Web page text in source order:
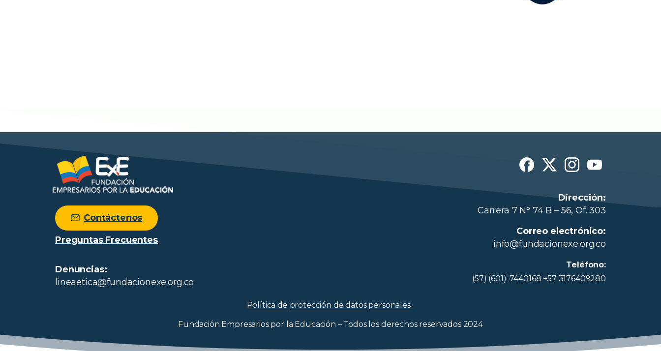
Contáctenos
Preguntas Frecuentes
Denuncias:
lineaetica@fundacionexe.org.co
Dirección:
Carrera 7 N° 74 B – 56, Of. 303
Correo electrónico:
info@fundacionexe.org.co
Teléfono:
(57) (601)-7440168 +57 3176409280
Política de protección de datos personales
Fundación Empresarios por la Educación – Todos los derechos reservados 2024